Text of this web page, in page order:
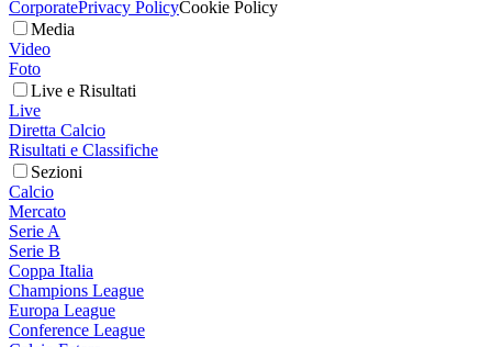
CorporatePrivacy PolicyCookie Policy
Media
Video
Foto
Live e Risultati
Live
Diretta Calcio
Risultati e Classifiche
Sezioni
Calcio
Mercato
Serie A
Serie B
Coppa Italia
Champions League
Europa League
Conference League